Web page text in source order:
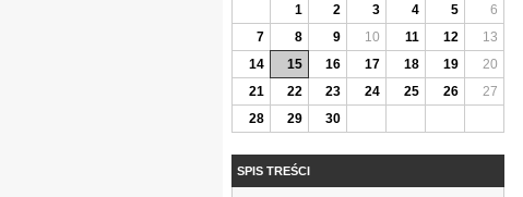
1
2 3 4 5
6
7
8 9 10 11 12
13
14
15 16 17 18 19
20
21
22 23 24 25 26
27
28
29 30
SPIS TREŚCI